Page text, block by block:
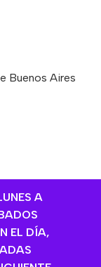
A
EL DÍA,
Buenos Aires
de
20hs